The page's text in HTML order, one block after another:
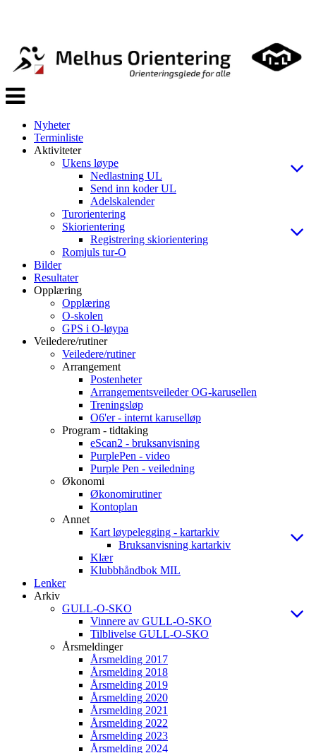
Veksle
navigasjon
Nyheter
Terminliste
Aktiviteter
Ukens løype
Nedlastning UL
Send inn koder UL
Adelskalender
Turorientering
Skiorientering
Registrering skiorientering
Romjuls tur-O
Bilder
Resultater
Opplæring
Opplæring
O-skolen
GPS i O-løypa
Veiledere/rutiner
Veiledere/rutiner
Arrangement
Postenheter
Arrangementsveileder OG-karusellen
Treningsløp
O6'er - internt karuselløp
Program - tidtaking
eScan2 - bruksanvisning
PurplePen - video
Purple Pen - veiledning
Økonomi
Økonomirutiner
Kontoplan
Annet
Kart løypelegging - kartarkiv
Bruksanvisning kartarkiv
Klær
Klubbhåndbok MIL
Lenker
Arkiv
GULL-O-SKO
Vinnere av GULL-O-SKO
Tilblivelse GULL-O-SKO
Årsmeldinger
Årsmelding 2017
Årsmelding 2018
Årsmelding 2019
Årsmelding 2020
Årsmelding 2021
Årsmelding 2022
Årsmelding 2023
Årsmelding 2024